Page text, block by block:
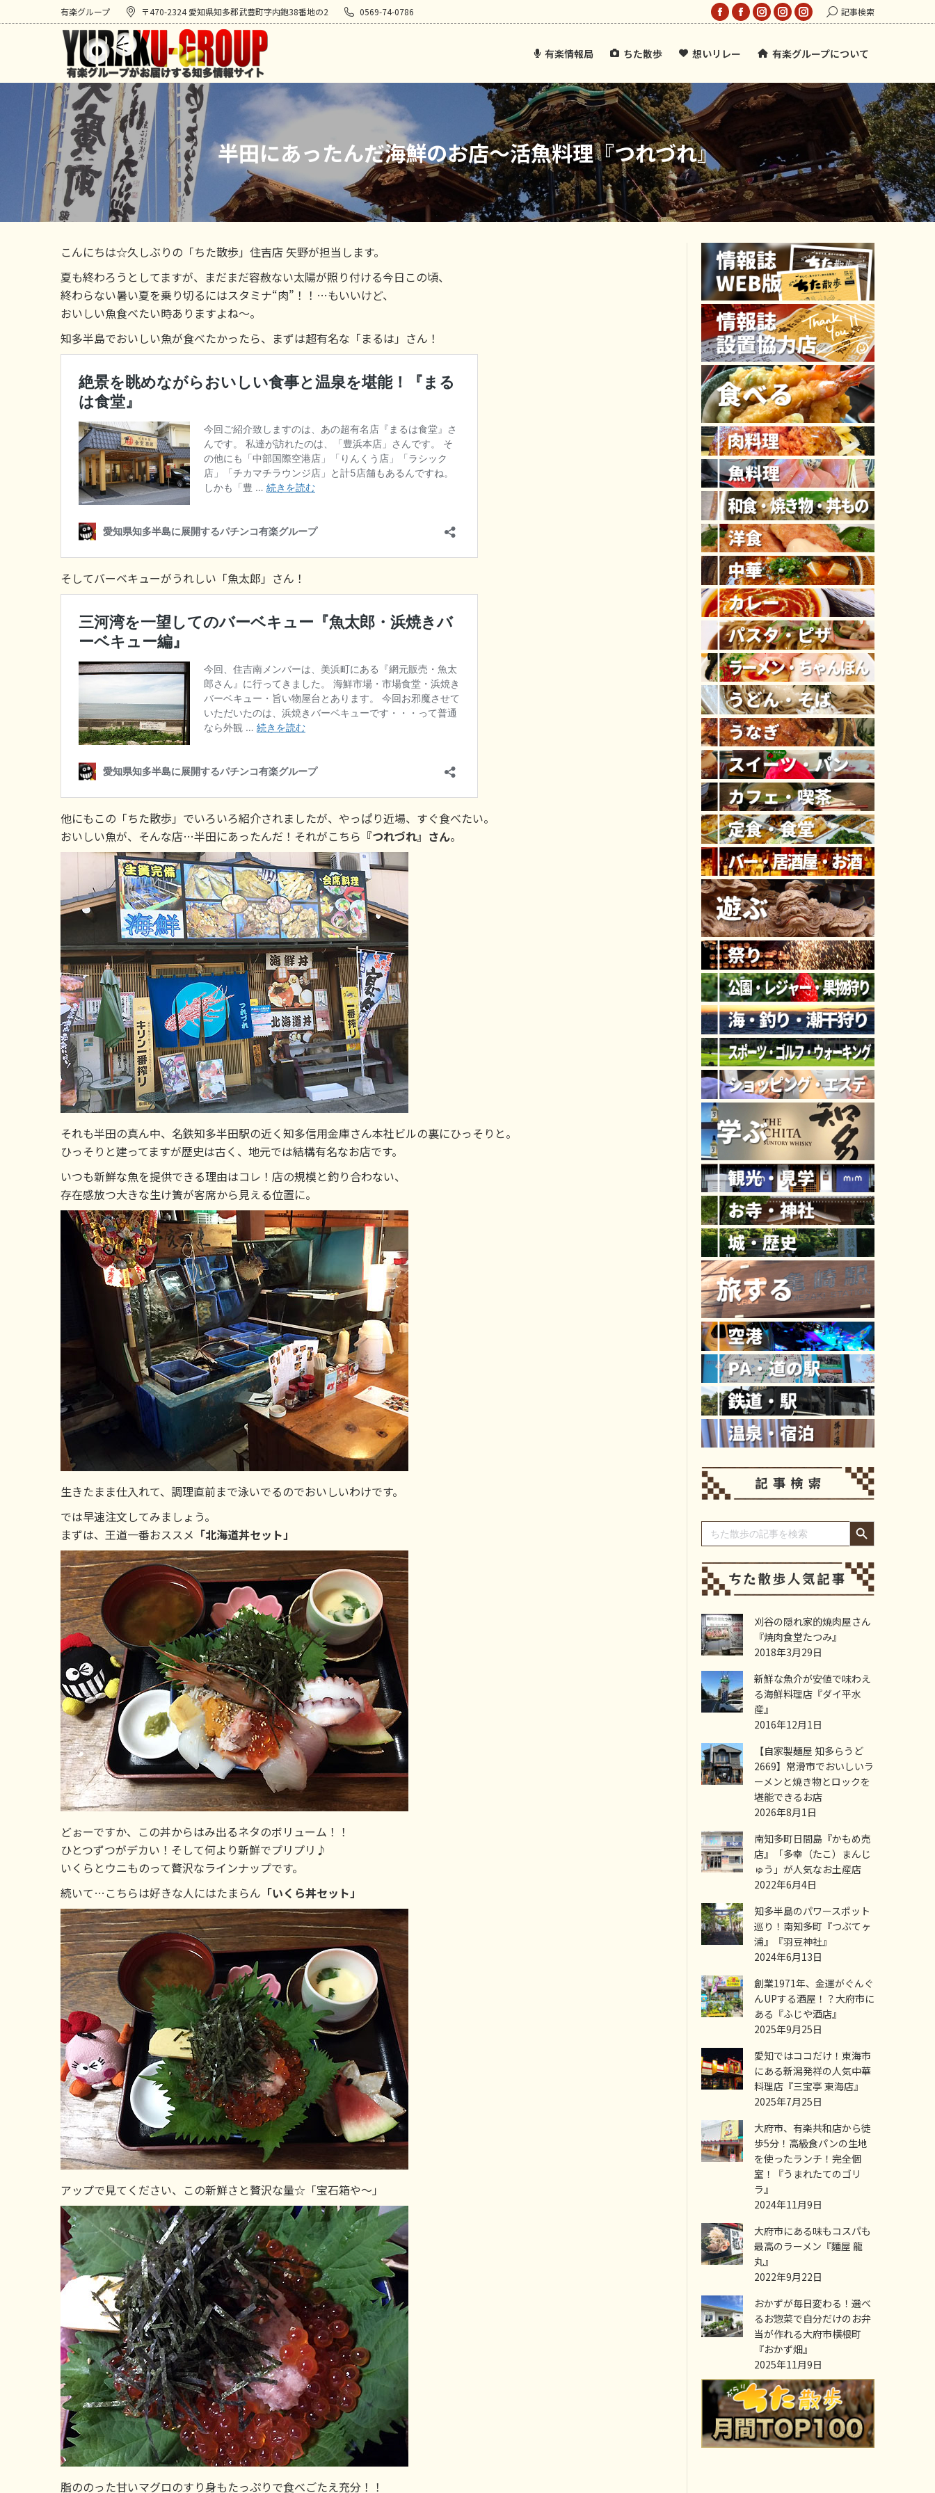
有楽グループ 〒470-2324 愛知県知多郡武豊町字内鉋38番地の2 0569-74-0786
Facebook
opens
new
window
Facebook
opens
new
window
Instagram
opens
new
window
Instagram
opens
new
Instagram
opens
new
window
Search:記事検索
有楽情報局 ちた散歩 想いリレー 有楽グループについて
半田にあったんだ海鮮のお店～活魚料理『つれづれ』
こんにちは☆久しぶりの「ちた散歩」住吉店 矢野が担当します。
夏も終わろうとしてますが、まだまだ容赦ない太陽が照り付ける今日この頃、
終わらない暑い夏を乗り切るにはスタミナ“肉”！！…もいいけど、
おいしい魚食べたい時ありますよね～。
知多半島でおいしい魚が食べたかったら、まずは超有名な「まるは」さん！
そしてバーベキューがうれしい「魚太郎」さん！
他にもこの「ちた散歩」でいろいろ紹介されましたが、やっぱり近場、すぐ食べたい。
おいしい魚が、そんな店…半田にあったんだ！それがこちら 『つれづれ』さん。
それも半田の真ん中、名鉄知多半田駅の近く知多信用金庫さん本社ビルの裏にひっそりと。
ひっそりと建ってますが歴史は古く、地元では結構有名なお店です。
いつも新鮮な魚を提供できる理由はコレ！店の規模と釣り合わない、
存在感放つ大きな生け簀が客席から見える位置に。
生きたまま仕入れて、調理直前まで泳いでるのでおいしいわけです。
では早速注文してみましょう。
まずは、王道一番おススメ 「北海道丼セット」
どぉーですか、この丼からはみ出るネタのボリューム！！
ひとつずつがデカい！そして何より新鮮でプリプリ♪
いくらとウニものって贅沢なラインナップです。
続いて…こちらは好きな人にはたまらん 「いくら丼セット」
アップで見てください、この新鮮さと贅沢な量☆「宝石箱や～」
脂ののった甘いマグロのすり身もたっぷりで食べごたえ充分！！
Search
for:
Search Button
刈谷の隠れ家的焼肉屋さん
『焼肉食堂たつみ』
2018年3月29日
新鮮な魚介が安値で味わえ
る海鮮料理店『ダイ平水
産』
2016年12月1日
【自家製麺屋 知多らうど
2669】常滑市でおいしいラ
ーメンと焼き物とロックを
堪能できるお店
2026年8月1日
南知多町日間島『かもめ売
店』「多幸（たこ）まんじ
ゅう」が人気なお土産店
2022年6月4日
知多半島のパワースポット
巡り！南知多町『つぶてヶ
浦』『羽豆神社』
2024年6月13日
創業1971年、金運がぐんぐ
んUPする酒屋！？大府市に
ある『ふじや酒店』
2025年9月25日
愛知ではココだけ！東海市
にある新潟発祥の人気中華
料理店『三宝亭 東海店』
2025年7月25日
大府市、有楽共和店から徒
歩5分！高級食パンの生地
を使ったランチ！完全個
室！『うまれたてのゴリ
ラ』
2024年11月9日
大府市にある味もコスパも
最高のラーメン『麵屋 龍
丸』
2022年9月22日
おかずが毎日変わる！選べ
るお惣菜で自分だけのお弁
当が作れる大府市横根町
『おかず畑』
2025年11月9日